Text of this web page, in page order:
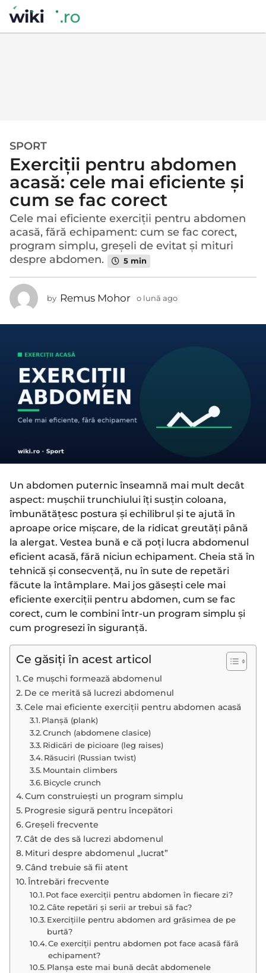
o
l
n
ă
a
g
o
o
l
u
n
SPORT
Exerciții pentru abdomen
acasă: cele mai eficiente și
cum se fac corect
Cele mai eficiente exerciții pentru abdomen
acasă, fără echipament: cum se fac corect,
program simplu, greșeli de evitat și mituri
despre abdomen.
5 min
by Remus Mohor o lună ago
Un abdomen puternic înseamnă mai mult decât
aspect: mușchii trunchiului îți susțin coloana,
îmbunătățesc postura și echilibrul și te ajută în
aproape orice mișcare, de la ridicat greutăți până
la alergat. Vestea bună e că poți lucra abdomenul
eficient acasă, fără niciun echipament. Cheia stă în
tehnică și consecvență, nu în sute de repetări
făcute la întâmplare. Mai jos găsești cele mai
eficiente exerciții pentru abdomen, cum se fac
corect, cum le combini într-un program simplu și
cum progresezi în siguranță.
Ce găsiți în acest articol
Ce mușchi formează abdomenul
De ce merită să lucrezi abdomenul
Cele mai eficiente exerciții pentru abdomen acasă
Planșă (plank)
Crunch (abdomene clasice)
Ridicări de picioare (leg raises)
Răsuciri (Russian twist)
Mountain climbers
Bicycle crunch
Cum construiești un program simplu
Progresie sigură pentru începători
Greșeli frecvente
Cât de des să lucrezi abdomenul
Mituri despre abdomenul „lucrat”
Când trebuie să fii atent
Întrebări frecvente
Pot face exerciții pentru abdomen în fiecare zi?
Câte repetări și serii ar trebui să fac?
Exercițiile pentru abdomen ard grăsimea de pe
burtă?
Ce exerciții pentru abdomen pot face acasă fără
echipament?
Planșa este mai bună decât abdomenele